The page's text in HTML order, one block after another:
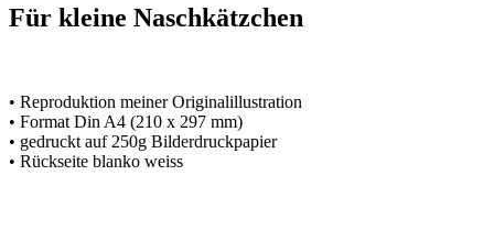
Für kleine Naschkätzchen
• Reproduktion meiner Originalillustration
• Format Din A4 (210 x 297 mm)
• gedruckt auf 250g Bilderdruckpapier
• Rückseite blanko weiss